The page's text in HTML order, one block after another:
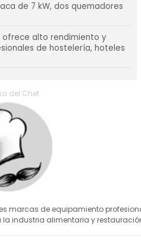
de 7 kW, dos quemadores
ofrece alto rendimiento y
de hostelería, hoteles
del Chef
marcas de equipamiento
industria alimentaria y